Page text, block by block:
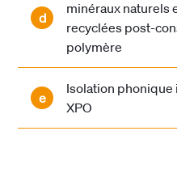
d
minéraux naturels
recyclées post-
polymère
e
Isolation phonique
XPO